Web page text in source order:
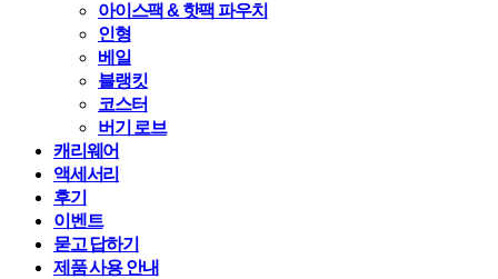
아이스팩 & 핫팩 파우치
인형
베일
블랭킷
코스터
버기 로브
캐리웨어
액세서리
후기
이벤트
묻고 답하기
제품 사용 안내